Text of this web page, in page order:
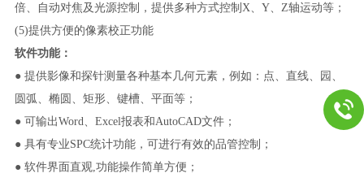
倍、自动对焦及光源控制，提供多种方式控制X、Y、Z轴运动等；
(5)提供方便的像素校正功能
软件功能：
● 提供影像和探针测量各种基本几何元素，例如：点、直线、园、
圆弧、椭圆、矩形、键槽、平面等；
● 可输出Word、Excel报表和AutoCAD文件；
● 具有专业SPC统计功能，可进行有效的品管控制；
● 软件界面直观,功能操作简单方便；